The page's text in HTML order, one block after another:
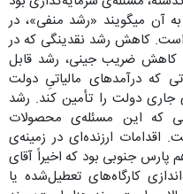
آن میگویند «رشد منفی»، در
کاهش رشد نقدینگی که در
کاهش ضریب جینی، رشد قابل
که درآمدهای مالیاتیِ دولت
دولت را تأمین کند. رشد
که این مسئله‌ی محصولات
ارزنده‌ای در زمینه‌ی
جنوبی بود که اخیراً آقای
کارگاه‌های تعطیل‌شده یا